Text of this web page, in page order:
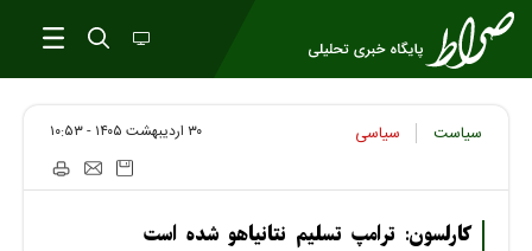
سیاست سیاسی ۳۰ ارديبهشت ۱۴۰۵ - ۱۰:۵۳
کارلسون: ترامپ تسلیم نتانیاهو شده است